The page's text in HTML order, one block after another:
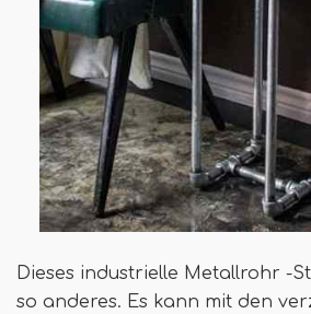
Dieses industrielle Metallrohr -
so anderes. Es kann mit den